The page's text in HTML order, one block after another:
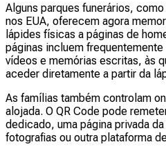
Alguns parques funerários,
nos EUA, oferecem agora
lápides físicas a páginas de
páginas incluem
vídeos e memórias escritas, às
aceder diretamente a partir da
As famílias também controlam
alojada. O QR Code pode
dedicado, uma página privada
fotografias ou outra plataforma